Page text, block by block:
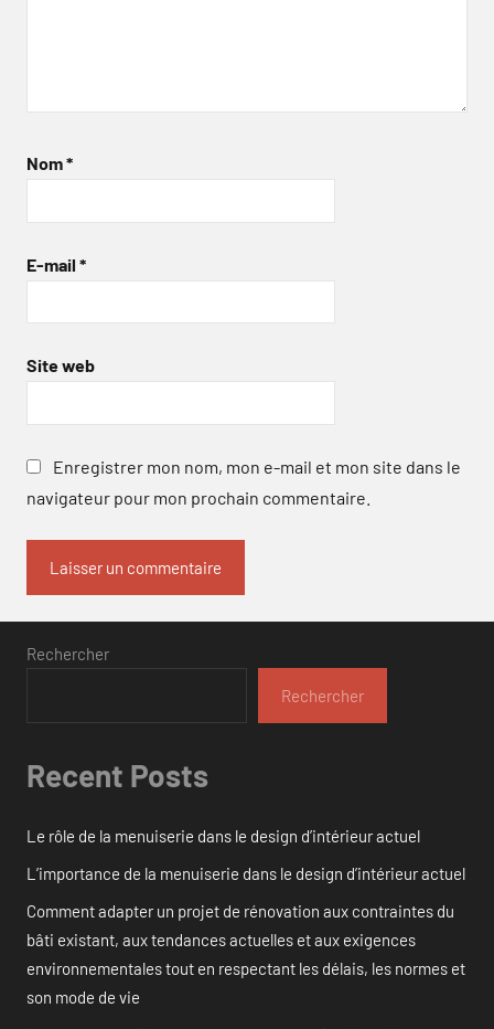
Nom*
E-mail *
Site web
Enregistrer mon nom, mon e-mail et mon site dans le
navigateur pour mon prochain commentaire.
Rechercher
Rechercher
Recent Posts
Le rôle de la menuiserie dans le design d’intérieur actuel
L’importance de la menuiserie dans le design d’intérieur actuel
Comment adapter un projet de rénovation aux contraintes du
bâti existant, aux tendances actuelles et aux exigences
environnementales tout en respectant les délais, les normes et
son mode de vie